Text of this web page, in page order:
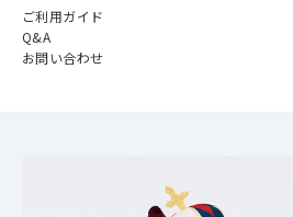
ご利用ガイド
Q&A
お問い合わせ